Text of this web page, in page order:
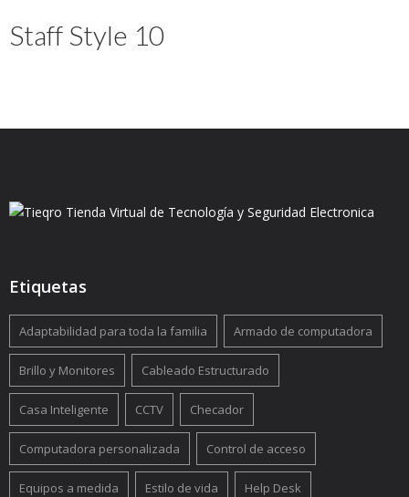
Staff Style 10
Etiquetas
Adaptabilidad para toda la familia Armado de computadora
Brillo y Monitores Cableado Estructurado
Casa Inteligente CCTV Checador
Computadora personalizada Control de acceso
Equipos a medida Estilo de vida Help Desk